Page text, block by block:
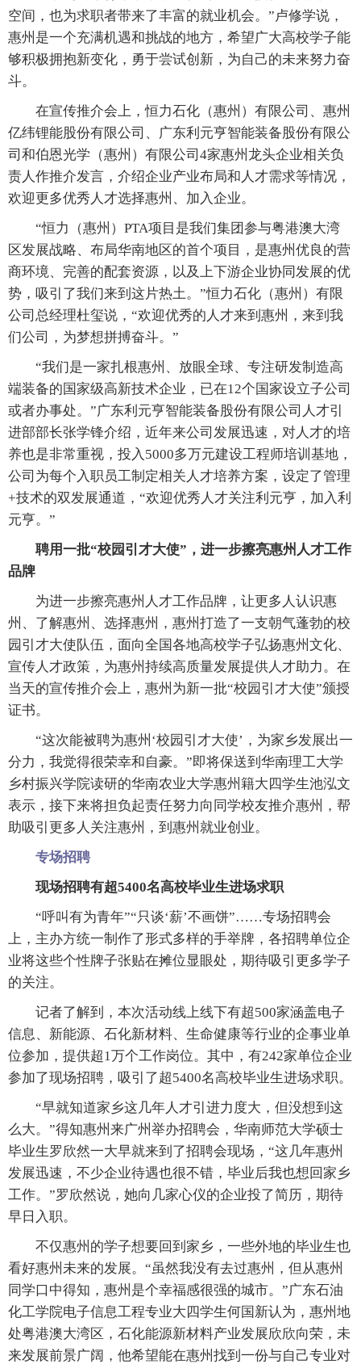
空间，也为求职者带来了丰富的就业机会。”卢修学说，
惠州是一个充满机遇和挑战的地方，希望广大高校学子能
够积极拥抱新变化，勇于尝试创新，为自己的未来努力奋
斗。
在宣传推介会上，恒力石化（惠州）有限公司、惠州
亿纬锂能股份有限公司、广东利元亨智能装备股份有限公
司和伯恩光学（惠州）有限公司4家惠州龙头企业相关负
责人作推介发言，介绍企业产业布局和人才需求等情况，
欢迎更多优秀人才选择惠州、加入企业。
“恒力（惠州）PTA项目是我们集团参与粤港澳大湾
区发展战略、布局华南地区的首个项目，是惠州优良的营
商环境、完善的配套资源，以及上下游企业协同发展的优
势，吸引了我们来到这片热土。”恒力石化（惠州）有限
公司总经理杜玺说，“欢迎优秀的人才来到惠州，来到我
们公司，为梦想拼搏奋斗。”
“我们是一家扎根惠州、放眼全球、专注研发制造高
端装备的国家级高新技术企业，已在12个国家设立子公司
或者办事处。”广东利元亨智能装备股份有限公司人才引
进部部长张学锋介绍，近年来公司发展迅速，对人才的培
养也是非常重视，投入5000多万元建设工程师培训基地，
公司为每个入职员工制定相关人才培养方案，设定了管理
+技术的双发展通道，“欢迎优秀人才关注利元亨，加入利
元亨。”
聘用一批“校园引才大使”，进一步擦亮惠州人才工作
品牌
为进一步擦亮惠州人才工作品牌，让更多人认识惠
州、了解惠州、选择惠州，惠州打造了一支朝气蓬勃的校
园引才大使队伍，面向全国各地高校学子弘扬惠州文化、
宣传人才政策，为惠州持续高质量发展提供人才助力。在
当天的宣传推介会上，惠州为新一批“校园引才大使”颁授
证书。
“这次能被聘为惠州‘校园引才大使’，为家乡发展出一
分力，我觉得很荣幸和自豪。”即将保送到华南理工大学
乡村振兴学院读研的华南农业大学惠州籍大四学生池泓文
表示，接下来将担负起责任努力向同学校友推介惠州，帮
助吸引更多人关注惠州，到惠州就业创业。
专场招聘
现场招聘有超5400名高校毕业生进场求职
“呼叫有为青年”“只谈‘薪’不画饼”……专场招聘会
上，主办方统一制作了形式多样的手举牌，各招聘单位企
业将这些个性牌子张贴在摊位显眼处，期待吸引更多学子
的关注。
记者了解到，本次活动线上线下有超500家涵盖电子
信息、新能源、石化新材料、生命健康等行业的企事业单
位参加，提供超1万个工作岗位。其中，有242家单位企业
参加了现场招聘，吸引了超5400名高校毕业生进场求职。
“早就知道家乡这几年人才引进力度大，但没想到这
么大。”得知惠州来广州举办招聘会，华南师范大学硕士
毕业生罗欣然一大早就来到了招聘会现场，“这几年惠州
发展迅速，不少企业待遇也很不错，毕业后我也想回家乡
工作。”罗欣然说，她向几家心仪的企业投了简历，期待
早日入职。
不仅惠州的学子想要回到家乡，一些外地的毕业生也
看好惠州未来的发展。“虽然我没有去过惠州，但从惠州
同学口中得知，惠州是个幸福感很强的城市。”广东石油
化工学院电子信息工程专业大四学生何国新认为，惠州地
处粤港澳大湾区，石化能源新材料产业发展欣欣向荣，未
来发展前景广阔，他希望能在惠州找到一份与自己专业对